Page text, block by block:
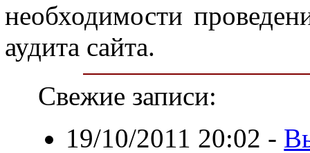
необходимости
аудита сайта.
Свежие записи:
19/10/2011 20:02 -